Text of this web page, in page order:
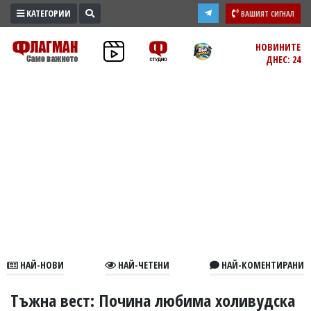
ПРОМО
ЗОНА
В
КАТЕГОРИИ ВАШИЯТ СИГНАЛ
НОВИНИТЕ
ДНЕС: 24
НАЙ-НОВИ НАЙ-ЧЕТЕНИ НАЙ-КОМЕНТИРАНИ
Тъжна вест: Почина любима холивудска